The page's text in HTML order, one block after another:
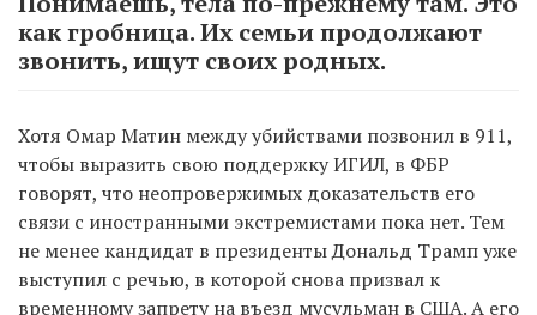
как гробница. Их семьи продолжают
звонить, ищут своих родных.
Хотя Омар Матин между убийствами позвонил в 911,
чтобы выразить свою поддержку ИГИЛ, в ФБР
говорят, что неопровержимых доказательств его
связи с иностранными экстремистами пока нет. Тем
не менее кандидат в президенты Дональд Трамп уже
выступил с речью, в которой снова призвал к
временному запрету на въезд мусульман в США. А его